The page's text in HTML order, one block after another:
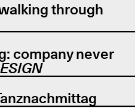
through
company never